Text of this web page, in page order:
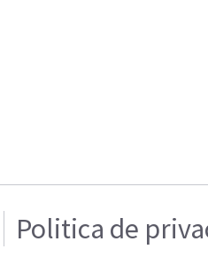
Politica de